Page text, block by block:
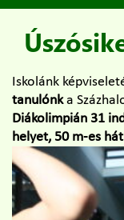
Iskolánk
tanulónka
Diákolimpián 31
helyet, 50 m-es